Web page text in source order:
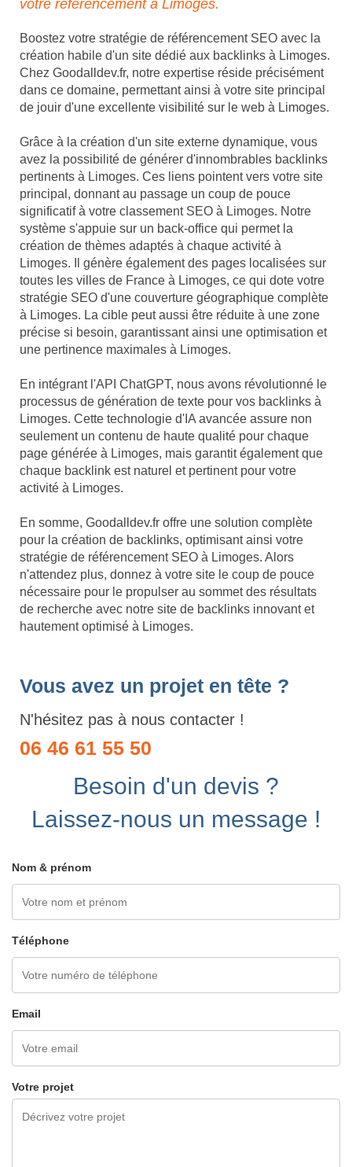
votre référencement à Limoges.
Boostez votre stratégie de référencement SEO avec la
création habile d'un site dédié aux backlinks à Limoges.
Chez Goodalldev.fr, notre expertise réside précisément
dans ce domaine, permettant ainsi à votre site principal
de jouir d'une excellente visibilité sur le web à Limoges.
Grâce à la création d'un site externe dynamique, vous
avez la possibilité de générer d'innombrables backlinks
pertinents à Limoges. Ces liens pointent vers votre site
principal, donnant au passage un coup de pouce
significatif à votre classement SEO à Limoges. Notre
système s'appuie sur un back-office qui permet la
création de thèmes adaptés à chaque activité à
Limoges. Il génère également des pages localisées sur
toutes les villes de France à Limoges, ce qui dote votre
stratégie SEO d'une couverture géographique complète
à Limoges. La cible peut aussi être réduite à une zone
précise si besoin, garantissant ainsi une optimisation et
une pertinence maximales à Limoges.
En intégrant l'API ChatGPT, nous avons révolutionné le
processus de génération de texte pour vos backlinks à
Limoges. Cette technologie d'IA avancée assure non
seulement un contenu de haute qualité pour chaque
page générée à Limoges, mais garantit également que
chaque backlink est naturel et pertinent pour votre
activité à Limoges.
En somme, Goodalldev.fr offre une solution complète
pour la création de backlinks, optimisant ainsi votre
stratégie de référencement SEO à Limoges. Alors
n'attendez plus, donnez à votre site le coup de pouce
nécessaire pour le propulser au sommet des résultats
de recherche avec notre site de backlinks innovant et
hautement optimisé à Limoges.
Vous avez un projet en tête ?
N'hésitez pas à nous contacter !
06 46 61 55 50
Besoin d'un devis ?
Laissez-nous un message !
Nom & prénom
Téléphone
Email
Votre projet